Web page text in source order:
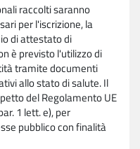
raccolti saranno
per l'iscrizione, la
di attestato di
è previsto l'utilizzo di
tramite documenti
allo stato di salute. Il
del Regolamento UE
1 lett. e), per
pubblico con finalità